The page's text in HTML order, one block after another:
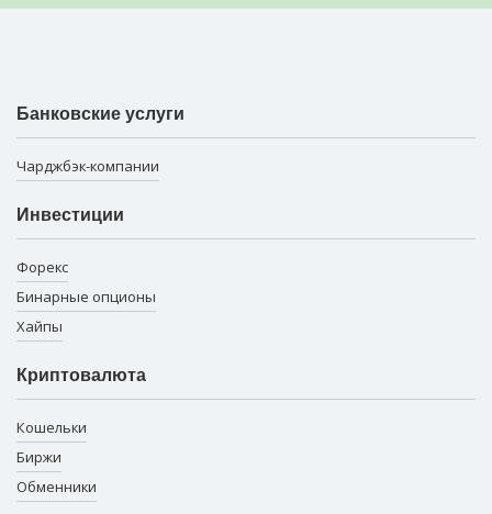
Банковские услуги
Чарджбэк-компании
Инвестиции
Форекс
Бинарные опционы
Хайпы
Криптовалюта
Кошельки
Биржи
Обменники